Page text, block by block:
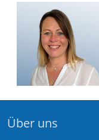
Über uns